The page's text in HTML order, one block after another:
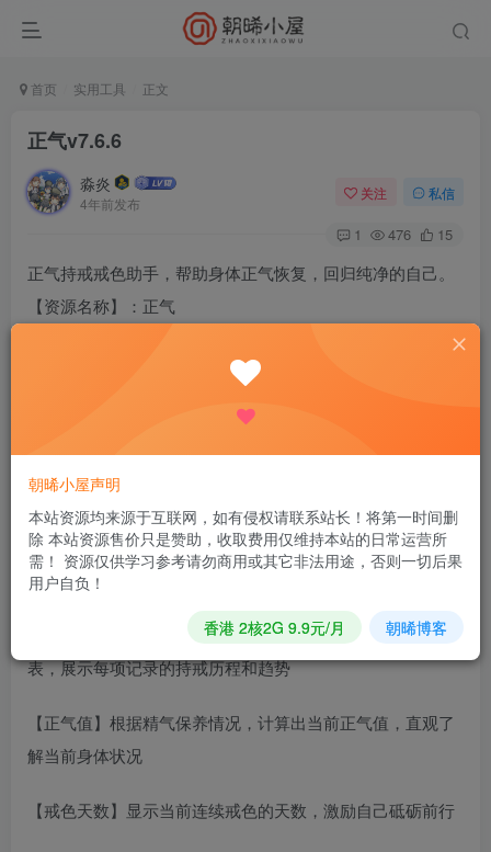
首页 实用工具 正文
正气v7.6.6
淼炎
4年前发布
关注 私信
1 476 15
正气持戒戒色助手，帮助身体正气恢复，回归纯净的自己。
【资源名称】：正气
【社区交流】活跃的10万戒友正能量社区
【数据云同步】登录后可以云同步数据，不用担心数据丢失
【统计图表】提供周频率，月视图，年视图三种模式的图
表，展示每项记录的持戒历程和趋势
【正气值】根据精气保养情况，计算出当前正气值，直观了
解当前身体状况
【戒色天数】显示当前连续戒色的天数，激励自己砥砺前行
朝晞小屋声明
本站资源均来源于互联网，如有侵权请联系站长！将第一时间删
除 本站资源售价只是赞助，收取费用仅维持本站的日常运营所
需！ 资源仅供学习参考请勿商用或其它非法用途，否则一切后果
用户自负！
香港 2核2G 9.9元/月 朝晞博客